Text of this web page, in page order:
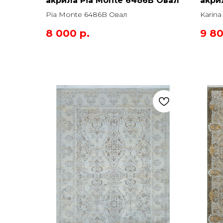
Pia Monte 6486B Овал
8 000 р.
Gold
9